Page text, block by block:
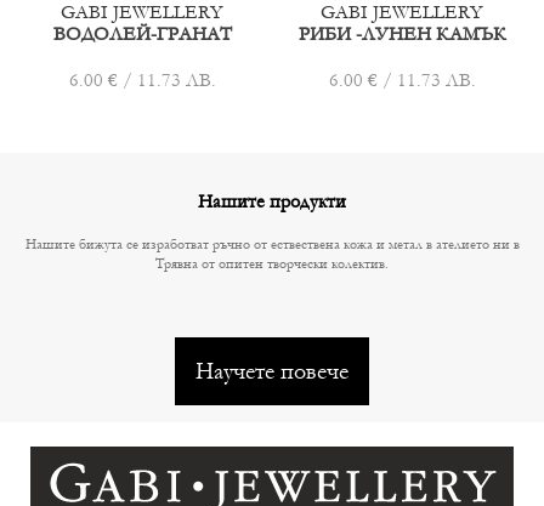
GABI JEWELLERY
ВОДОЛЕЙ-ГРАНАТ
6.00 € / 11.73 ЛВ.
GABI JEWELLERY
РИБИ -ЛУНЕН КАМЪК
6.00 € / 11.73 ЛВ.
Нашите продукти
Нашите бижута се изработват ръчно от ествествена кожа и метал в ателието ни в
Трявна от опитен творчески колектив.
Научете повече